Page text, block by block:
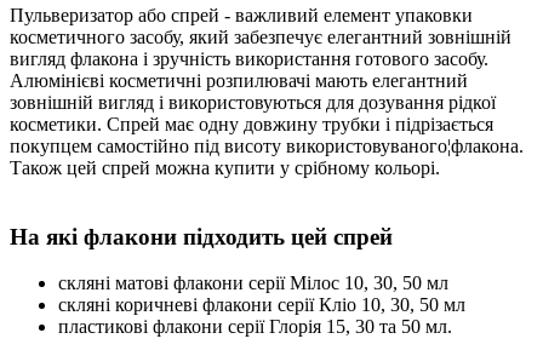
Пульверизатор або спрей - важливий елемент упаковки
косметичного засобу, який забезпечує елегантний зовнішній
вигляд флакона і зручність використання готового засобу.
Алюмінієві косметичні розпилювачі мають елегантний
зовнішній вигляд і використовуються для дозування рідкої
косметики. Спрей має одну довжину трубки і підрізається
покупцем самостійно під висоту використовуваного¦флакона.
Також цей спрей можна купити у срібному кольорі.
На які флакони підходить цей спрей
скляні матові флакони серії Мілос 10, 30, 50 мл
скляні коричневі флакони серії Кліо 10, 30, 50 мл
пластикові флакони серії Глорія 15, 30 та 50 мл.